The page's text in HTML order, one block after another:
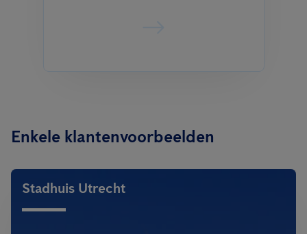
Enkele klantenvoorbeelden
Stadhuis Utrecht